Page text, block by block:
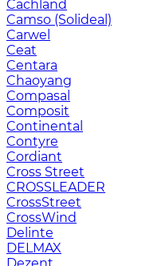
Cachland
Camso (Solideal)
Carwel
Ceat
Centara
Chaoyang
Compasal
Composit
Continental
Contyre
Cordiant
Cross Street
CROSSLEADER
CrossStreet
CrossWind
Delinte
DELMAX